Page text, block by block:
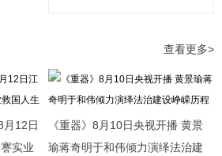
查看更多>
月12日
实业
《重器》8月10日央视开播 黄景
瑜蒋奇明于和伟倾力演绎法治建